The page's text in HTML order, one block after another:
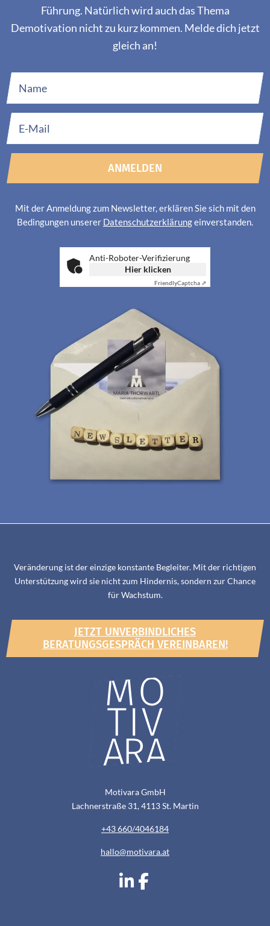
Führung. Natürlich wird auch das Thema
Demotivation nicht zu kurz kommen. Melde dich jetzt
gleich an!
ANMELDEN
Mit der Anmeldung zum Newsletter, erklären Sie sich mit den
Bedingungen unserer Datenschutzerklärungeinverstanden.
Anti-Roboter-Verifizierung
Hier klicken
FriendlyCaptcha ⇗
Veränderung ist der einzige konstante Begleiter. Mit der richtigen
Unterstützung wird sie nicht zum Hindernis, sondern zur Chance
für Wachstum.
JETZT UNVERBINDLICHES
BERATUNGSGESPRÄCH VEREINBAREN!
Motivara GmbH
Lachnerstraße 31, 4113 St. Martin
+43 660/4046184
hallo@motivara.at